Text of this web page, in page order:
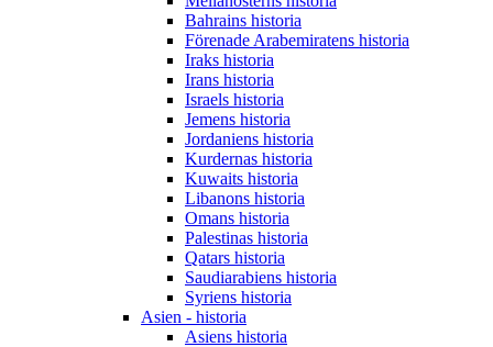
Bahrains historia
Förenade Arabemiratens historia
Iraks historia
Irans historia
Israels historia
Jemens historia
Jordaniens historia
Kurdernas historia
Kuwaits historia
Libanons historia
Omans historia
Palestinas historia
Qatars historia
Saudiarabiens historia
Syriens historia
Asien - historia
Asiens historia